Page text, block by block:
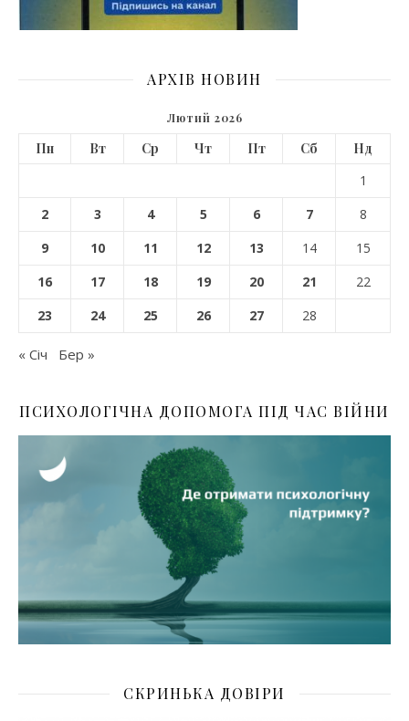
АРХІВ НОВИН
Лютий 2026
Пн Вт Ср Чт Пт Сб
Нд
1
2
3 4 5 6 7
8
9
10 11 12 13 14
15
16
17 18 19 20 21
22
23
24 25 26 27 28
« Січ Бер »
ПСИХОЛОГІЧНА ДОПОМОГА ПІД ЧАС ВІЙНИ
СКРИНЬКА ДОВІРИ